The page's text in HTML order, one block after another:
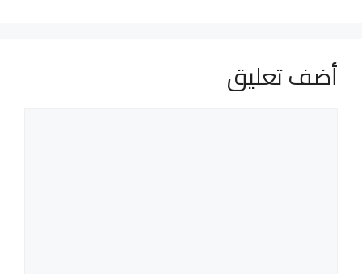
أضف تعليق